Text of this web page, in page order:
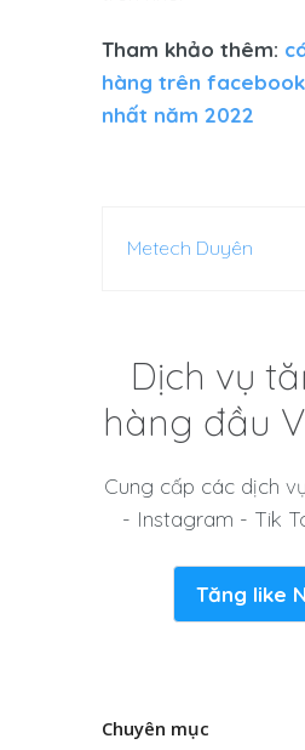
Tham khảo thêm:
hàng trên
nhất năm 2022
Metech Duyên
Dịch vụ
hàng đầu
Cung cấp các dịch
- Instagram - Tik
Tăng like
Chuyên mục